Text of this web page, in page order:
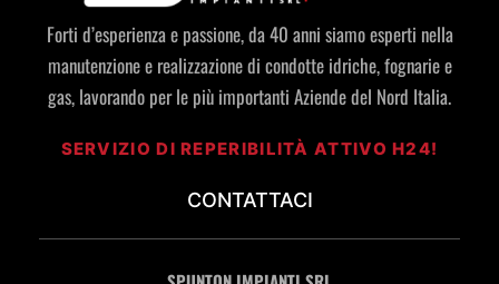
Forti d’esperienza e passione, da 40 anni siamo esperti nella
manutenzione e realizzazione di condotte idriche, fognarie e
gas, lavorando per le più importanti Aziende del Nord Italia.
SERVIZIO DI REPERIBILITÀ ATTIVO H24!
CONTATTACI